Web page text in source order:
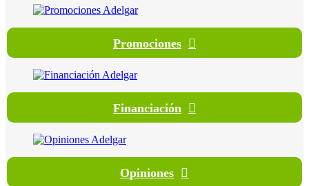
Promociones
Financiación
Opiniones